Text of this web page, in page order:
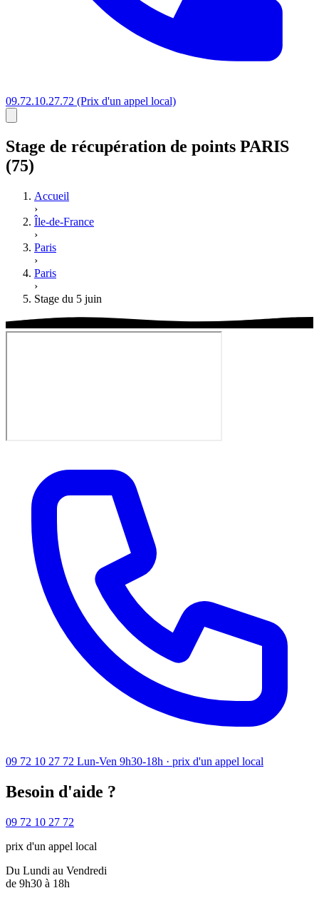
09.72.10.27.72 (Prix d'un appel local)
Stage de récupération de points PARIS
(75)
Accueil
›
Île-de-France
›
Paris
›
Paris
›
Stage du 5 juin
09 72 10 27 72 Lun-Ven 9h30-18h · prix d'un appel local
Besoin d'aide ?
09 72 10 27 72
prix d'un appel local
Du Lundi au Vendredi
de 9h30 à 18h